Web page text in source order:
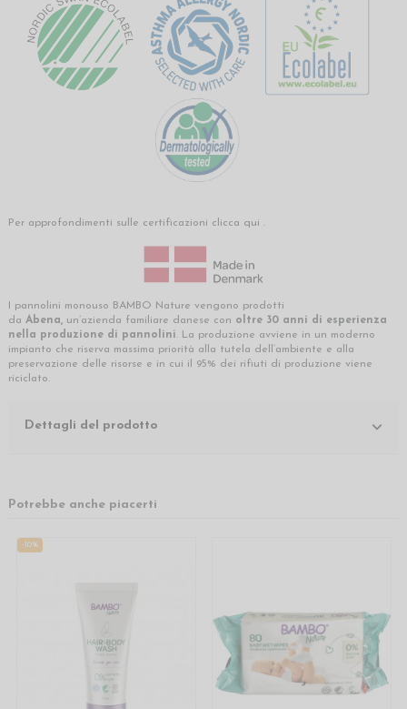
Per approfondimenti sulle certificazioni clicca qui .
I pannolini monouso BAMBO Nature vengono prodotti
da Abena, un’azienda familiare danese con oltre 30 anni di esperienza
nella produzione di pannolini. La produzione avviene in un moderno
impianto che riserva massima priorità alla tutela dell’ambiente e alla
preservazione delle risorse e in cui il 95% dei rifiuti di produzione viene
riciclato.
Dettagli del prodotto
Potrebbe anche piacerti
-10%